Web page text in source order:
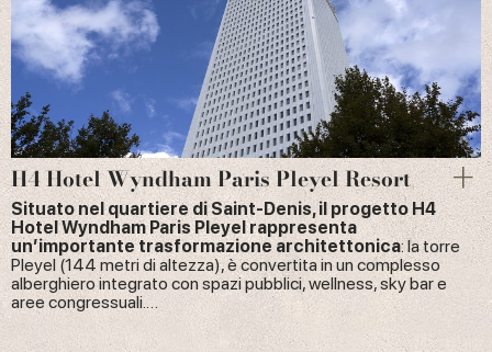
H4 Hotel Wyndham Paris Pleyel Resort
Situato nel quartiere di Saint-Denis, il progetto H4
Hotel Wyndham Paris Pleyel rappresenta
un’importante trasformazione architettonica: la torre
Pleyel (144 metri di altezza), è convertita in un complesso
alberghiero integrato con spazi pubblici, wellness, sky bar e
aree congressuali.…